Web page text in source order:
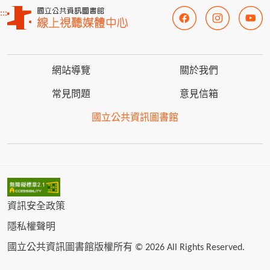
:::
網站導覽 關於我們
常見問題 意見信箱
國立公共資訊圖書館
資訊安全政策
隱私權聲明
國立公共資訊圖書館版權所有 © 2026 All Rights Reserved.